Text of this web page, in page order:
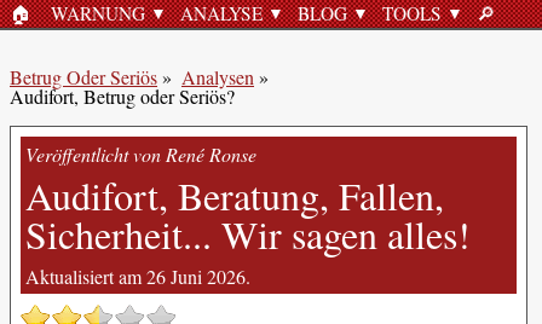
STARTSEITE
🏠︎ WARNUNG ANALYSE BLOG TOOLS SUCHE
🔎︎
Betrug Oder Seriös» Analysen»
Audifort, Betrug oder Seriös?
Veröffentlicht von René Ronse
Audifort, Beratung, Fallen,
Sicherheit... Wir sagen alles!
Aktualisiert am 26 Juni 2026.